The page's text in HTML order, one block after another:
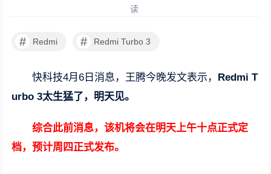
读
# Redmi # Redmi Turbo 3
快科技4月6日消息，王腾今晚发文表示， Redmi T
urbo 3太生猛了，明天见。
综合此前消息，该机将会在明天上午十点正式定
档，预计周四正式发布。